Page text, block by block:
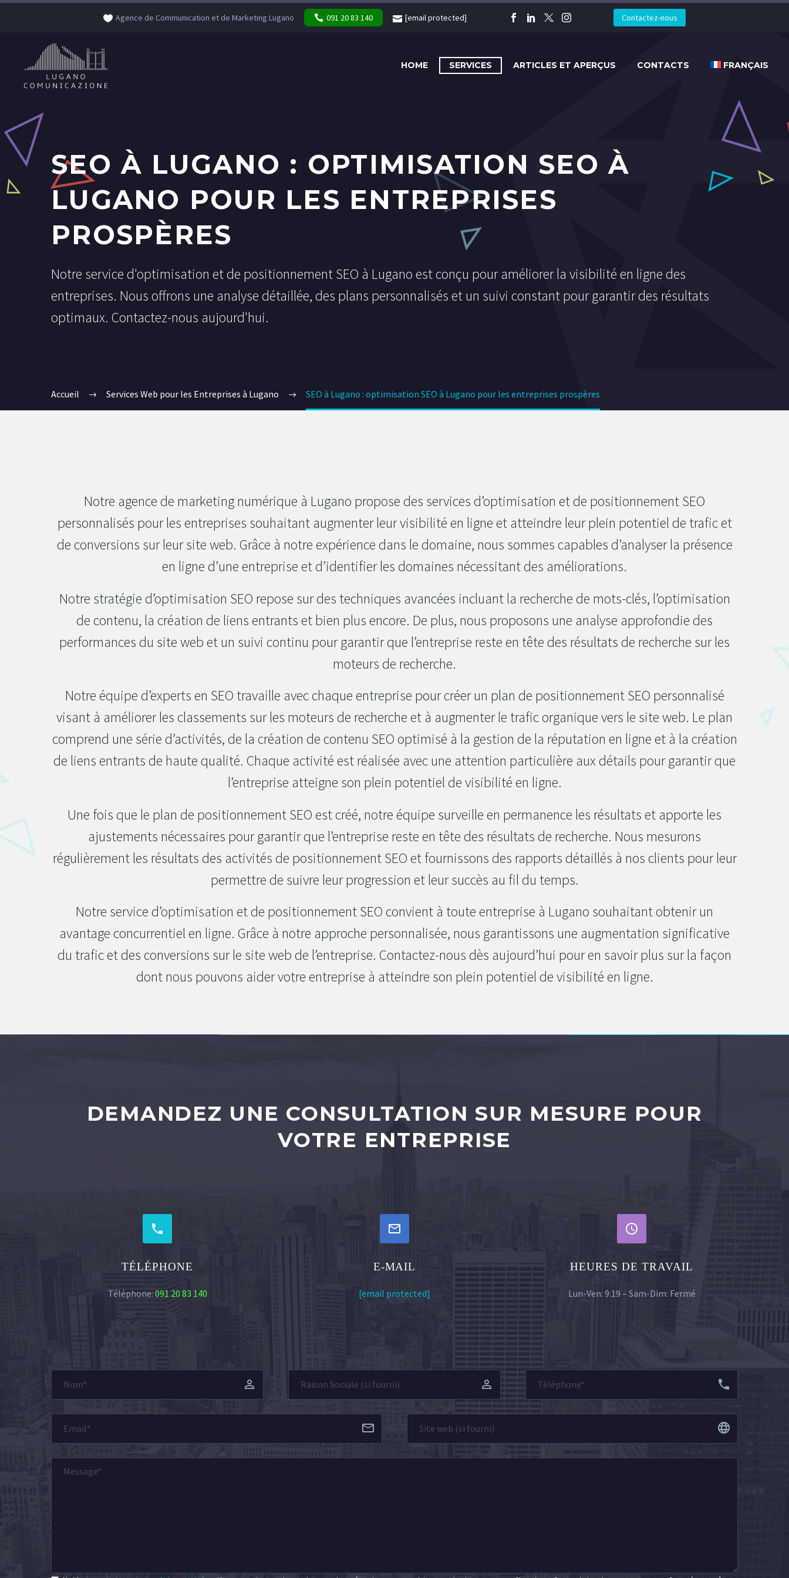
Agence de Communication et de Marketing Lugano 091 20 83 140 [email protected] Contactez-nous
HOME SERVICES ARTICLES ET APERÇUS CONTACTS FRANÇAIS
SEO À LUGANO : OPTIMISATION SEO À
LUGANO POUR LES ENTREPRISES
PROSPÈRES
Notre service d'optimisation et de positionnement SEO à Lugano est conçu pour améliorer la visibilité en ligne des
entreprises. Nous offrons une analyse détaillée, des plans personnalisés et un suivi constant pour garantir des résultats
optimaux. Contactez-nous aujourd'hui.
Accueil Services Web pour les Entreprises à Lugano SEO à Lugano : optimisation SEO à Lugano pour les entreprises prospères
Notre agence de marketing numérique à Lugano propose des services d’optimisation et de positionnement SEO
personnalisés pour les entreprises souhaitant augmenter leur visibilité en ligne et atteindre leur plein potentiel de trafic et
de conversions sur leur site web. Grâce à notre expérience dans le domaine, nous sommes capables d’analyser la présence
en ligne d’une entreprise et d’identifier les domaines nécessitant des améliorations.
Notre stratégie d’optimisation SEO repose sur des techniques avancées incluant la recherche de mots-clés, l’optimisation
de contenu, la création de liens entrants et bien plus encore. De plus, nous proposons une analyse approfondie des
performances du site web et un suivi continu pour garantir que l’entreprise reste en tête des résultats de recherche sur les
moteurs de recherche.
Notre équipe d’experts en SEO travaille avec chaque entreprise pour créer un plan de positionnement SEO personnalisé
visant à améliorer les classements sur les moteurs de recherche et à augmenter le trafic organique vers le site web. Le plan
comprend une série d’activités, de la création de contenu SEO optimisé à la gestion de la réputation en ligne et à la création
de liens entrants de haute qualité. Chaque activité est réalisée avec une attention particulière aux détails pour garantir que
l’entreprise atteigne son plein potentiel de visibilité en ligne.
Une fois que le plan de positionnement SEO est créé, notre équipe surveille en permanence les résultats et apporte les
ajustements nécessaires pour garantir que l’entreprise reste en tête des résultats de recherche. Nous mesurons
régulièrement les résultats des activités de positionnement SEO et fournissons des rapports détaillés à nos clients pour leur
permettre de suivre leur progression et leur succès au fil du temps.
Notre service d’optimisation et de positionnement SEO convient à toute entreprise à Lugano souhaitant obtenir un
avantage concurrentiel en ligne. Grâce à notre approche personnalisée, nous garantissons une augmentation significative
du trafic et des conversions sur le site web de l’entreprise. Contactez-nous dès aujourd’hui pour en savoir plus sur la façon
dont nous pouvons aider votre entreprise à atteindre son plein potentiel de visibilité en ligne.
DEMANDEZ UNE CONSULTATION SUR MESURE POUR
VOTRE ENTREPRISE


TÉLÉPHONE
Téléphone: 091 20 83 140


E-MAIL
[email protected]


HEURES DE TRAVAIL
Lun-Ven: 9:19 – Sam-Dim: Fermé